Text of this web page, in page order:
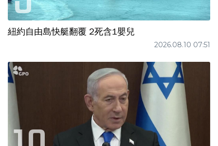
紐約自由島快艇翻覆 2死含1嬰兒
2026.08.10 07:51